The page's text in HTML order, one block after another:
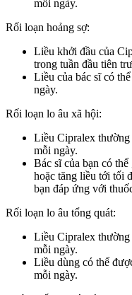
mỗi ngày.
Rối loạn hoảng sợ:
Liều khởi đầu của
trong tuần đầu tiên
Liều của bác sĩ có
ngày.
Rối loạn lo âu xã hội:
Liều Cipralex thường
mỗi ngày.
Bác sĩ của bạn có
hoặc tăng liều tới tối
bạn đáp ứng với
Rối loạn lo âu tổng quát:
Liều Cipralex thường
mỗi ngày.
Liều dùng có thể
mỗi ngày.